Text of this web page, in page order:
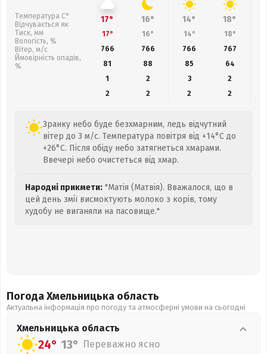
Температура С°
Відчувається як
Тиск, мм
Вологість, %
Вітер, м/с
Ймовірність опадів,
%
17° 16° 14° 18°
17° 16° 14° 18°
766
766 766 767
81
88 85
64
1
2 3
2
2
2 2 2
Зранку небо буде безхмарним, ледь відчутний
вітер до 3 м/с. Температура повітря від +14°C до
+26°C. Після обіду небо затягнеться хмарами.
Ввечері небо очистеться від хмар.
Народні прикмети: "Матія (Матвія). Вважалося, що в
цей день змії висмоктують молоко з корів, тому
худобу не виганяли на пасовище."
Погода Хмельницька область
Актуальна інформація про погоду та атмосферні умови на сьогодні
Хмельницька область
24° 13° Переважно ясно